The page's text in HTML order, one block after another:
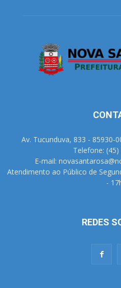
Av. Tucunduva, 833 - 85930-
Telefone:
E-mail:
Atendimento ao Público de
-
REDES